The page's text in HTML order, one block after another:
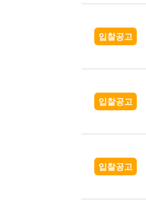
입찰공고
입찰공고
입찰공고